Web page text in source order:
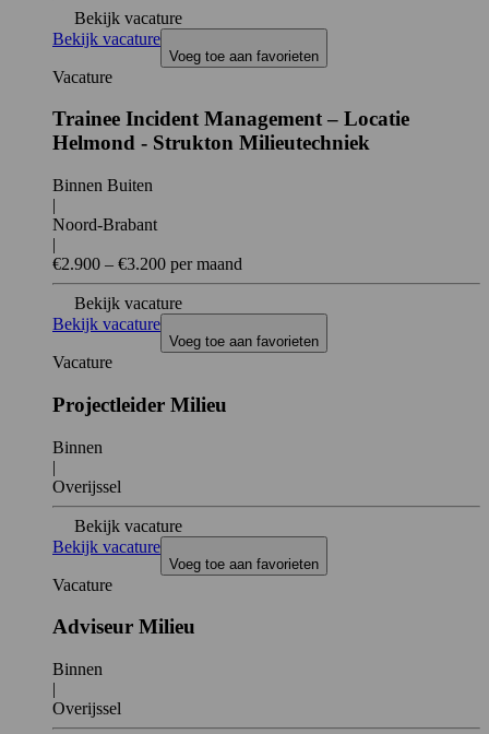
Bekijk vacature
Bekijk vacature
Voeg toe aan favorieten
Vacature
Trainee Incident Management – Locatie
Helmond - Strukton Milieutechniek
Binnen Buiten
|
Noord-Brabant
|
€2.900 – €3.200 per maand
Bekijk vacature
Bekijk vacature
Voeg toe aan favorieten
Vacature
Projectleider Milieu
Binnen
|
Overijssel
Bekijk vacature
Bekijk vacature
Voeg toe aan favorieten
Vacature
Adviseur Milieu
Binnen
|
Overijssel